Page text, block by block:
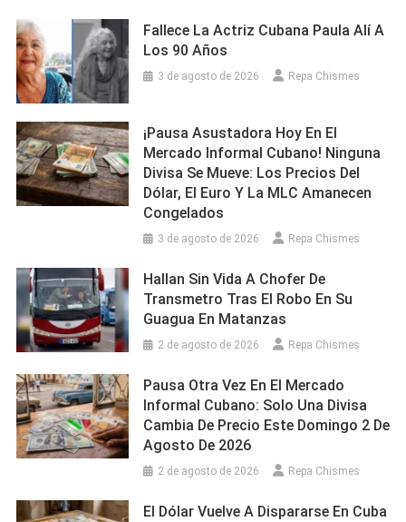
Fallece La Actriz Cubana Paula Alí A
Los 90 Años
3 de agosto de 2026 Repa Chismes
¡Pausa Asustadora Hoy En El
Mercado Informal Cubano! Ninguna
Divisa Se Mueve: Los Precios Del
Dólar, El Euro Y La MLC Amanecen
Congelados
3 de agosto de 2026 Repa Chismes
Hallan Sin Vida A Chofer De
Transmetro Tras El Robo En Su
Guagua En Matanzas
2 de agosto de 2026 Repa Chismes
Pausa Otra Vez En El Mercado
Informal Cubano: Solo Una Divisa
Cambia De Precio Este Domingo 2 De
Agosto De 2026
2 de agosto de 2026 Repa Chismes
El Dólar Vuelve A Dispararse En Cuba